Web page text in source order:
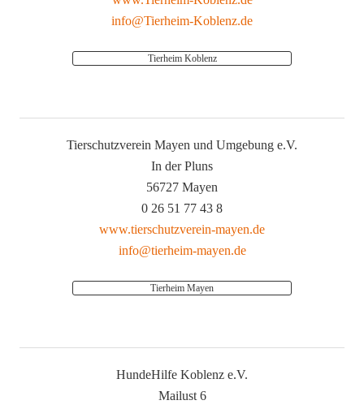
info@Tierheim-Koblenz.de
Tierheim Koblenz
Tierschutzverein Mayen und Umgebung e.V.
In der Pluns
56727 Mayen
0 26 51 77 43 8
www.tierschutzverein-mayen.de
info@tierheim-mayen.de
Tierheim Mayen
HundeHilfe Koblenz e.V.
Mailust 6